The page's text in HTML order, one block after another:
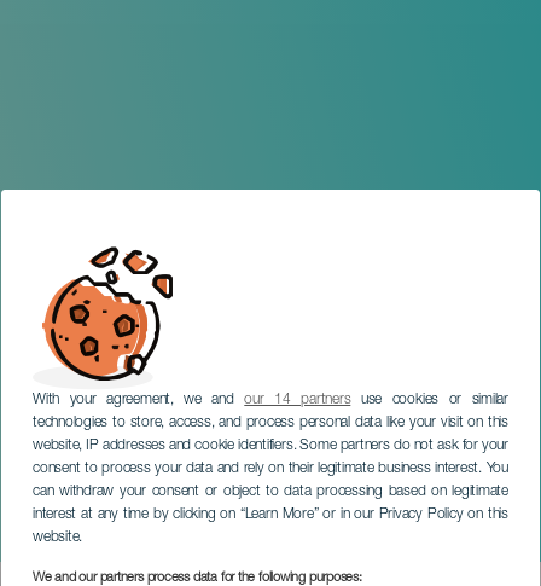
With your agreement, we andour 14 partnersuse cookies or similar
technologies to store, access, and process personal data like your visit on this
website, IP addresses and cookie identifiers. Some partners do not ask for your
consent to process your data and rely on their legitimate business interest. You
can withdraw your consent or object to data processing based on legitimate
interest at any time by clicking on “Learn More” or in our Privacy Policy on this
website.
We and our partners process data for the following purposes:
Tarjonta – Kanariansaarten
festivaali
GRAN CANARIA